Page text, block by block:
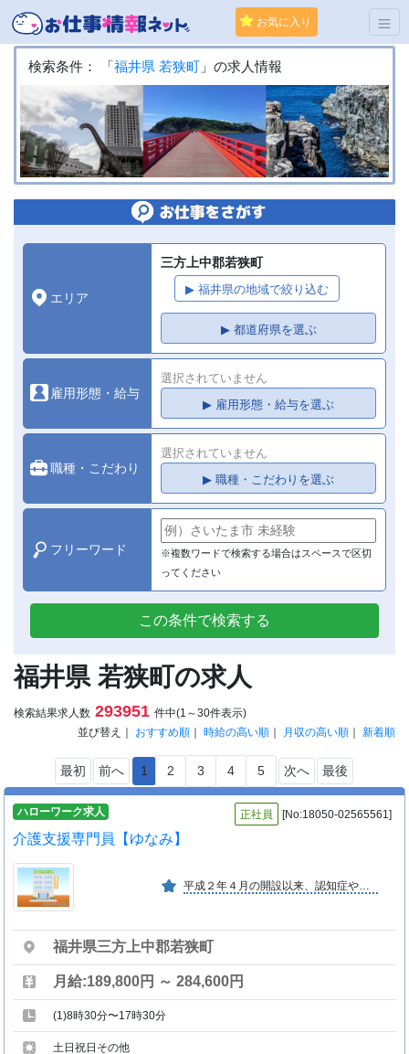
お気に入り
検索条件： 「 福井県 若狭町 」の求人情報
エリア
三方上中郡若狭町
▶ 福井県の地域で絞り込む
▶ 都道府県を選ぶ
雇用形態・給与
選択されていません
▶ 雇用形態・給与を選ぶ
職種・こだわり
選択されていません
▶ 職種・こだわりを選ぶ
フリーワード
※複数ワードで検索する場合はスペースで区切
ってください
この条件で検索する
福井県 若狭町の求人
検索結果求人数 293951 件中(1～30件表示)
並び替え｜ おすすめ順 ｜ 時給の高い順 ｜ 月収の高い順 ｜ 新着順
最初 前へ 1 2 3 4 5 次へ 最後
ハローワーク求人 正社員 [No:18050-02565561]
介護支援専門員【ゆなみ】
平成２年４月の開設以来、認知症や脳血管障害の予防、治療、家族の介護指導や総合的なリハビリテーションに力を入れています。また、認知症疾患医療センターも併設し、地域連携をとっています。
福井県三方上中郡若狭町
月給:189,800円 ～ 284,600円
(1)8時30分〜17時30分
土日祝日その他